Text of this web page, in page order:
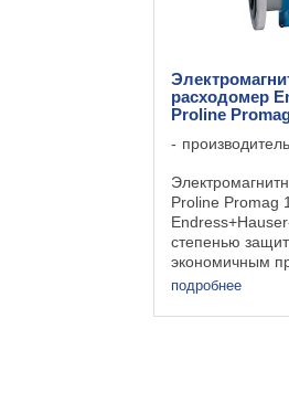
расходомер
Proline
Proline Promag
степенью
экономичным
Сенсор Promag
жидкостей в
подробнее